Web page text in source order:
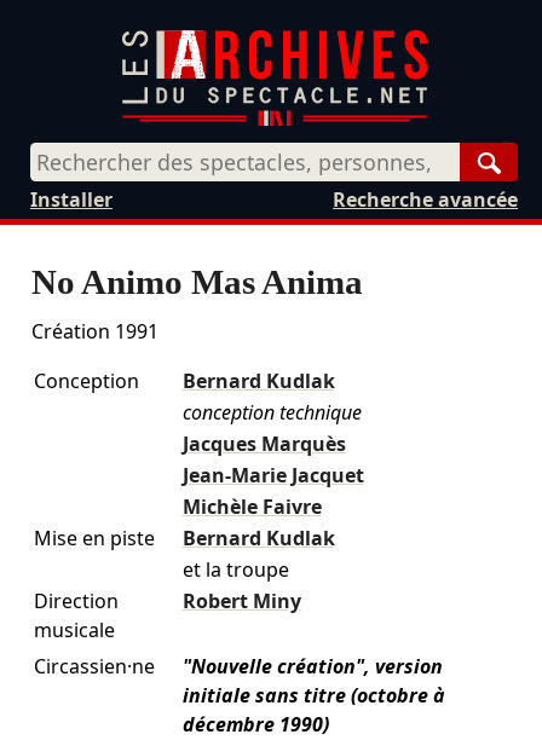
Recherche avancée
Installer
No Animo Mas Anima
Création 1991
Conception
Bernard Kudlak
conception technique
Jacques Marquès
Jean-Marie Jacquet
Michèle Faivre
Mise en piste
Bernard Kudlak
et la troupe
Direction
musicale
Robert Miny
Circassien·ne
"Nouvelle création", version
initiale sans titre (octobre à
décembre 1990)